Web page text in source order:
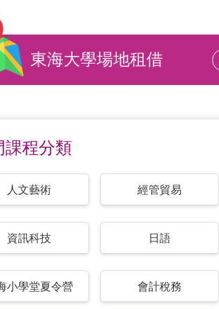
東海大學場地租借
課程分類
人文藝術 經管貿易
資訊科技 日語
小學堂夏令營 會計稅務